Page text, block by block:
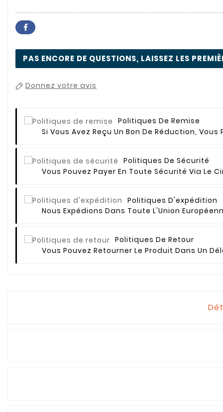
PAS ENCORE DE QUESTIONS, LAISSEZ LES
Donnez votre avis
Politiques De Remise
Si Vous Avez Reçu Un Bon De Réduction,
Politiques De Sécurité
Vous Pouvez Payer En Toute Sécurité Via Le
Politiques D'expédition
Nous Expédions Dans Toute L'Union
Politiques De Retour
Vous Pouvez Retourner Le Produit Dans Un